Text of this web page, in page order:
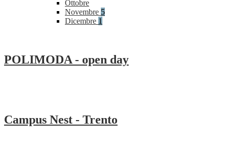
Ottobre
Novembre 5
Dicembre 1
POLIMODA - open day
Campus Nest - Trento